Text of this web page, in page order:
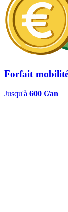
Forfait
Jusqu'à 600 €/an